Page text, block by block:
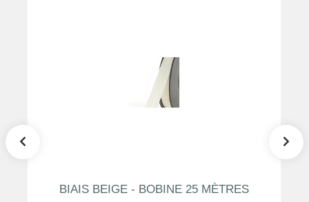
BIAIS BEIGE - BOBINE 25 MÈTRES